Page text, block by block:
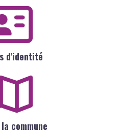
d'identité
commune